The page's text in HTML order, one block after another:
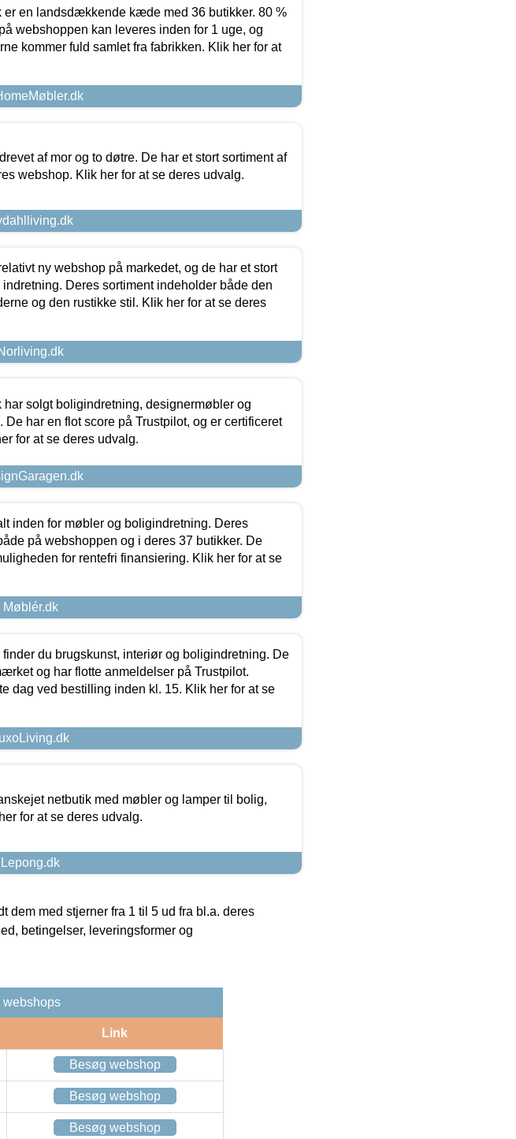
er en landsdækkende kæde med 36 butikker. 80 %
webshoppen kan leveres inden for 1 uge, og
kommer fuld samlet fra fabrikken. Klik her for at
af mor og to døtre. De har et stort sortiment af
webshop. Klik her for at se deres udvalg.
ny webshop på markedet, og de har et stort
Deres sortiment indeholder både den
og den rustikke stil. Klik her for at se deres
har solgt boligindretning, designermøbler og
De har en flot score på Trustpilot, og er certificeret
for at se deres udvalg.
inden for møbler og boligindretning. Deres
på webshoppen og i deres 37 butikker. De
for rentefri finansiering. Klik her for at se
du brugskunst, interiør og boligindretning. De
og har flotte anmeldelser på Trustpilot.
dag ved bestilling inden kl. 15. Klik her for at se
netbutik med møbler og lamper til bolig,
for at se deres udvalg.
med stjerner fra 1 til 5 ud fra bl.a. deres
betingelser, leveringsformer og
webshops
Link
Besøg webshop
Besøg webshop
Besøg webshop